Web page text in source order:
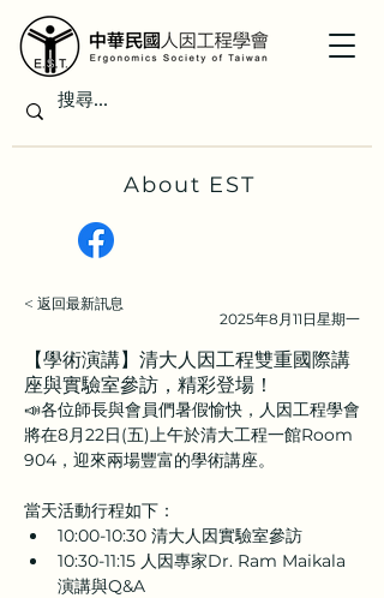
About EST
< 返回最新訊息
2025年8月11日星期一
【學術演講】清大人因工程雙重國際講
座與實驗室參訪，精彩登場！
📣各位師長與會員們暑假愉快，人因工程學會
將在8月22日(五)上午於清大工程一館Room
904，迎來兩場豐富的學術講座。
當天活動行程如下：
10:00-10:30 清大人因實驗室參訪
10:30-11:15 人因專家Dr. Ram Maikala
演講與Q&A